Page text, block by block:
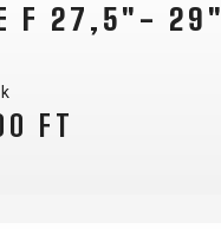
F 27,5"- 29"
FT